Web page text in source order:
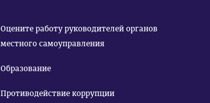
Оцените работу руководителей органов
местного самоуправления
Образование
Противодействие коррупции